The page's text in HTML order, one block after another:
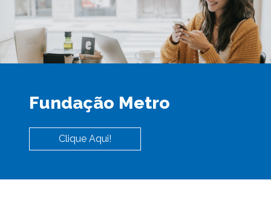
Fundação Metro
Clique Aqui!